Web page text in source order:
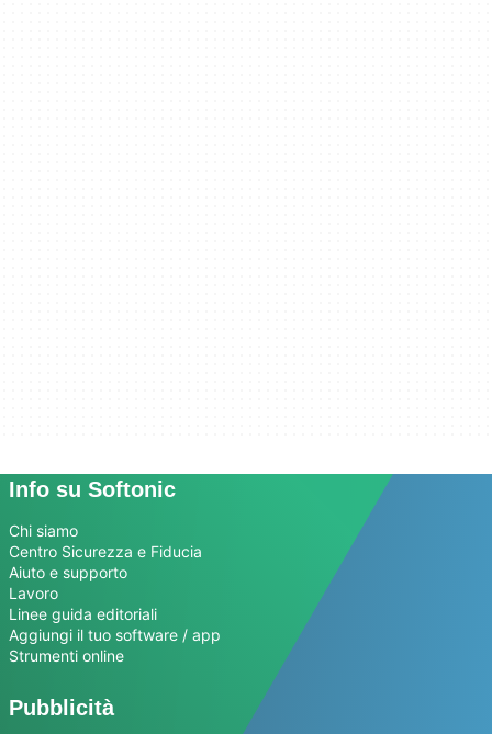
Info su Softonic
Chi siamo
Centro Sicurezza e Fiducia
Aiuto e supporto
Lavoro
Linee guida editoriali
Aggiungi il tuo software / app
Strumenti online
Pubblicità